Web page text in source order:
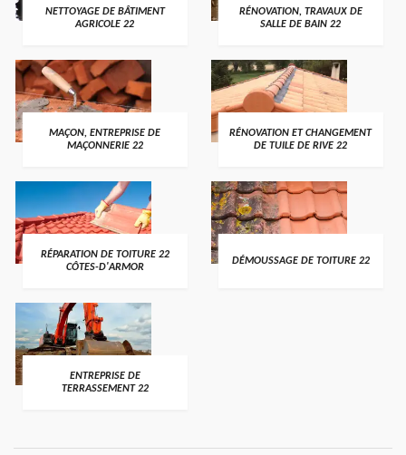
NETTOYAGE DE BÂTIMENT
AGRICOLE 22
RÉNOVATION, TRAVAUX DE
SALLE DE BAIN 22
MAÇON, ENTREPRISE DE
MAÇONNERIE 22
RÉNOVATION ET CHANGEMENT
DE TUILE DE RIVE 22
RÉPARATION DE TOITURE 22
CÔTES-D'ARMOR
DÉMOUSSAGE DE TOITURE 22
ENTREPRISE DE
TERRASSEMENT 22